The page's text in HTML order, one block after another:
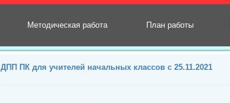
Методическая работа План работы
ДПП ПК для учителей начальных классов с 25.11.2021